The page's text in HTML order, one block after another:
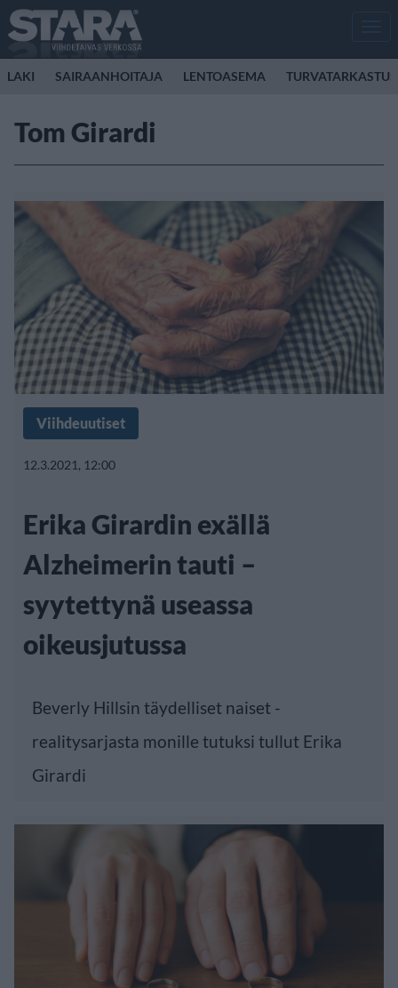
LAKI SAIRAANHOITAJA LENTOASEMA TURVATARKASTUS
Tom Girardi
Viihdeuutiset
12.3.2021, 12:00
Erika Girardin exällä
Alzheimerin tauti –
syytettynä useassa
oikeusjutussa
Beverly Hillsin täydelliset naiset -
realitysarjasta monille tutuksi tullut Erika
Girardi